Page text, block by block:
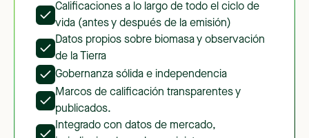
Calificaciones a lo largo de todo el ciclo de
vida (antes y después de la emisión)
Datos propios sobre biomasa y observación
de la Tierra
Gobernanza sólida e independencia
Marcos de calificación transparentes y
publicados.
Integrado con datos de mercado,